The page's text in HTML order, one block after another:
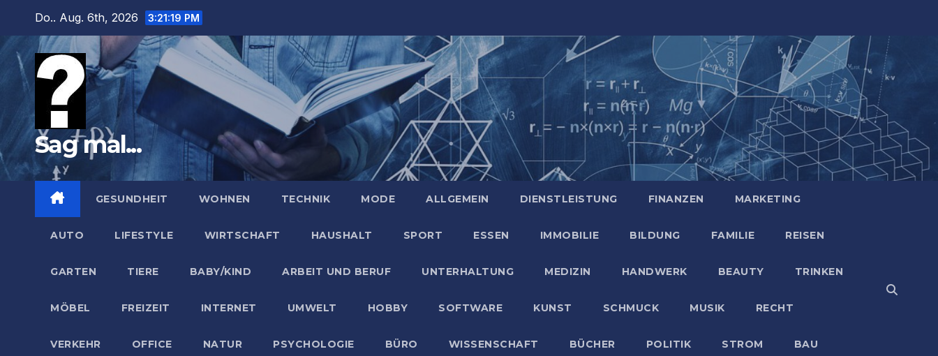
springen
Do.. Aug. 6th, 2026 3:21:21 PM
Sag mal...
GESUNDHEIT WOHNEN TECHNIK MODE ALLGEMEIN DIENSTLEISTUNG FINANZEN MARKETING
AUTO LIFESTYLE WIRTSCHAFT HAUSHALT SPORT ESSEN IMMOBILIE BILDUNG FAMILIE REISEN
GARTEN TIERE BABY/KIND ARBEIT UND BERUF UNTERHALTUNG MEDIZIN HANDWERK BEAUTY TRINKEN
MÖBEL FREIZEIT INTERNET UMWELT HOBBY SOFTWARE KUNST SCHMUCK MUSIK RECHT
VERKEHR OFFICE NATUR PSYCHOLOGIE BÜRO WISSENSCHAFT BÜCHER POLITIK STROM BAU